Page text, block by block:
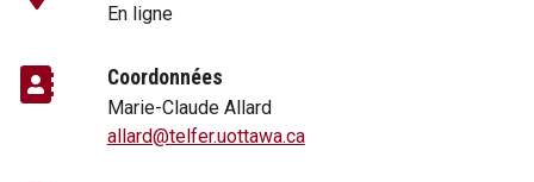
En ligne
Coordonnées
Marie-Claude Allard
allard@telfer.uottawa.ca